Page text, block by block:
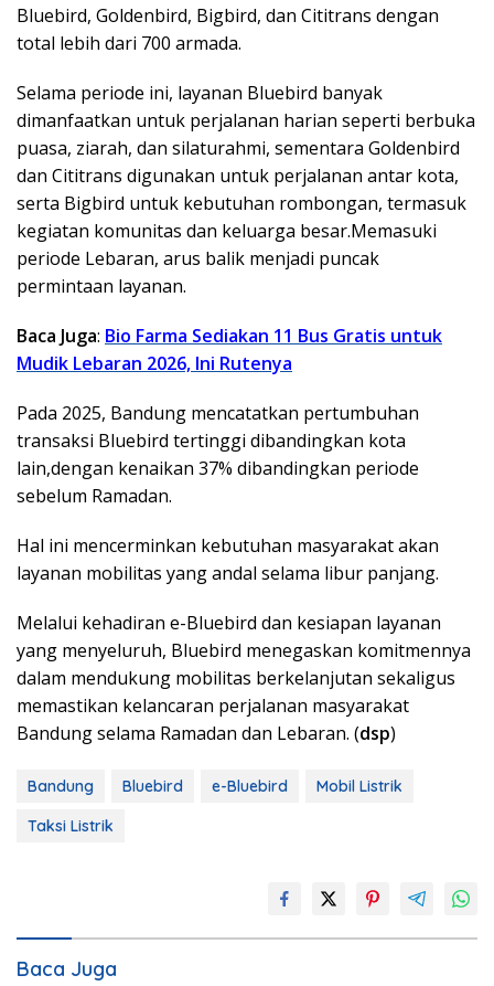
Bluebird, Goldenbird, Bigbird, dan Cititrans dengan
total lebih dari 700 armada.
Selama periode ini, layanan Bluebird banyak
dimanfaatkan untuk perjalanan harian seperti berbuka
puasa, ziarah, dan silaturahmi, sementara Goldenbird
dan Cititrans digunakan untuk perjalanan antar kota,
serta Bigbird untuk kebutuhan rombongan, termasuk
kegiatan komunitas dan keluarga besar.Memasuki
periode Lebaran, arus balik menjadi puncak
permintaan layanan.
Baca Juga: Bio Farma Sediakan 11 Bus Gratis untuk
Mudik Lebaran 2026, Ini Rutenya
Pada 2025, Bandung mencatatkan pertumbuhan
transaksi Bluebird tertinggi dibandingkan kota
lain,dengan kenaikan 37% dibandingkan periode
sebelum Ramadan.
Hal ini mencerminkan kebutuhan masyarakat akan
layanan mobilitas yang andal selama libur panjang.
Melalui kehadiran e-Bluebird dan kesiapan layanan
yang menyeluruh, Bluebird menegaskan komitmennya
dalam mendukung mobilitas berkelanjutan sekaligus
memastikan kelancaran perjalanan masyarakat
Bandung selama Ramadan dan Lebaran. (dsp)
Bandung Bluebird e-Bluebird
Mobil Listrik
Taksi Listrik
Baca Juga